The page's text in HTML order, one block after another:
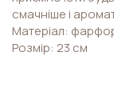
смачніше і
Матеріал:
Розмір: 23 см